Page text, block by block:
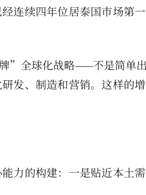
连续四年位居泰国市场第
”全球化战略——不是简单
发、制造和营销。这样的
力的构建：一是贴近本土